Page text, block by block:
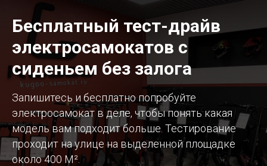
Бесплатный тест-драйв
электросамокатов с
сиденьем без залога
Запишитесь и бесплатно попробуйте
электросамокат в деле, чтобы понять какая
модель вам подходит больше. Тестирование
проходит на улице на выделенной площадке
около 400 М².